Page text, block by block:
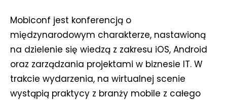
Mobiconf jest konferencją o
międzynarodowym charakterze, nastawioną
na dzielenie się wiedzą z zakresu iOS, Android
oraz zarządzania projektami w biznesie IT. W
trakcie wydarzenia, na wirtualnej scenie
wystąpią praktycy z branży mobile z całego